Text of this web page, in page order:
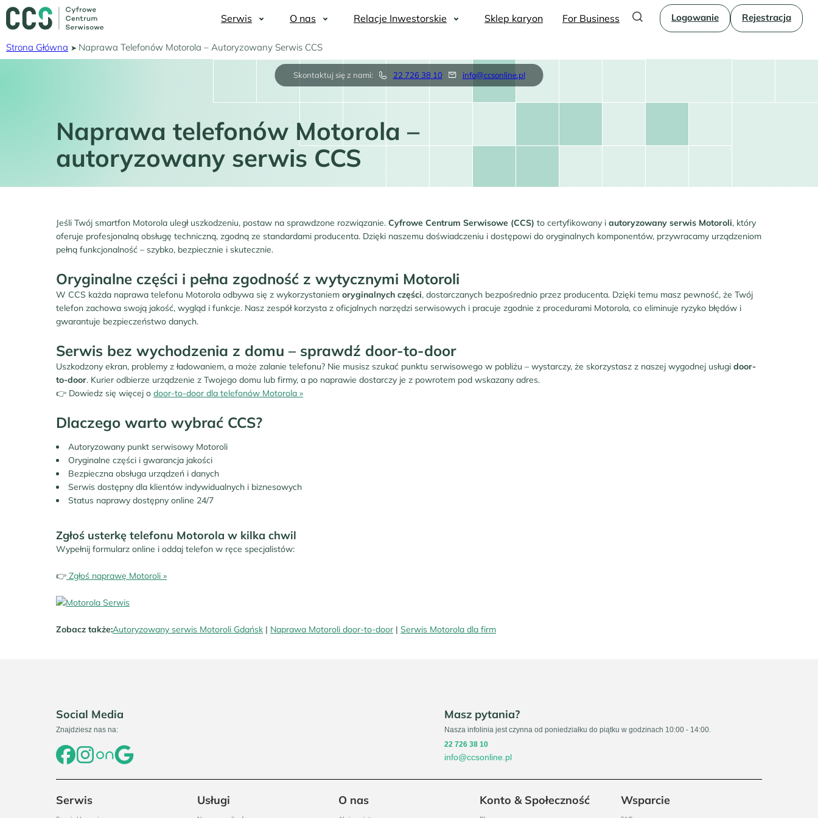
do
treści
Skontaktuj się z nami: 22 726 38 10 info@ccsonline.pl
Serwis O nas Relacje Inwestorskie Sklep karyon For Business Logowanie Rejestracja
Ścieżka
Strona Główna Naprawa Telefonów Motorola – Autoryzowany Serwis CCS
Naprawa telefonów Motorola –
autoryzowany serwis CCS
Jeśli Twój smartfon Motorola uległ uszkodzeniu, postaw na sprawdzone rozwiązanie. Cyfrowe Centrum Serwisowe (CCS) to certyfikowany i autoryzowany serwis Motoroli, który
oferuje profesjonalną obsługę techniczną, zgodną ze standardami producenta. Dzięki naszemu doświadczeniu i dostępowi do oryginalnych komponentów, przywracamy urządzeniom
pełną funkcjonalność – szybko, bezpiecznie i skutecznie.
Oryginalne części i pełna zgodność z wytycznymi Motoroli
W CCS każda naprawa telefonu Motorola odbywa się z wykorzystaniem oryginalnych części, dostarczanych bezpośrednio przez producenta. Dzięki temu masz pewność, że Twój
telefon zachowa swoją jakość, wygląd i funkcje. Nasz zespół korzysta z oficjalnych narzędzi serwisowych i pracuje zgodnie z procedurami Motorola, co eliminuje ryzyko błędów i
gwarantuje bezpieczeństwo danych.
Serwis bez wychodzenia z domu – sprawdź door-to-door
Uszkodzony ekran, problemy z ładowaniem, a może zalanie telefonu? Nie musisz szukać punktu serwisowego w pobliżu – wystarczy, że skorzystasz z naszej wygodnej usługi door-
to-door. Kurier odbierze urządzenie z Twojego domu lub firmy, a po naprawie dostarczy je z powrotem pod wskazany adres.
👉 Dowiedz się więcej o door-to-door dla telefonów Motorola »
Dlaczego warto wybrać CCS?
Autoryzowany punkt serwisowy Motoroli
Oryginalne części i gwarancja jakości
Bezpieczna obsługa urządzeń i danych
Serwis dostępny dla klientów indywidualnych i biznesowych
Status naprawy dostępny online 24/7
Zgłoś usterkę telefonu Motorola w kilka chwil
Wypełnij formularz online i oddaj telefon w ręce specjalistów:
👉 Zgłoś naprawę Motoroli »
Zobacz także:Autoryzowany serwis Motoroli Gdańsk | Naprawa Motoroli door-to-door | Serwis Motorola dla firm
Social Media
Znajdziesz nas na:
Masz pytania?
Nasza infolinia jest czynna od poniedziałku do piątku w godzinach 10:00 - 14:00.
22 726 38 10
info@ccsonline.pl
Serwis Usługi O nas Konto & Społeczność Wsparcie